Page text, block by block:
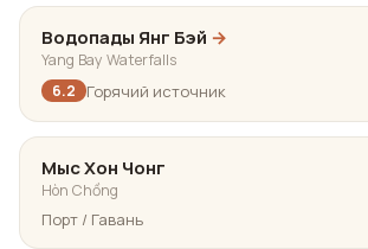
Водопады Янг Бэй →
Yang Bay Waterfalls
6.2
Горячий источник
Мыс Хон Чонг
Hòn Chồng
Порт / Гавань